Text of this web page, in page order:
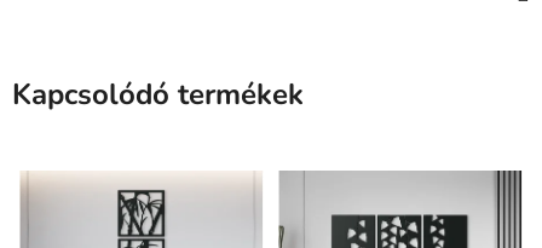
Kapcsolódó termékek